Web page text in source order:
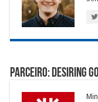
Parceiro: Desiring